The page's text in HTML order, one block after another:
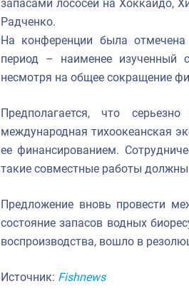
запасами лососей на Хоккайдо,
Радченко.
На конференции была отмечена
период – наименее изученный
несмотря на общее сокращение
Предполагается, что
международная тихоокеанская
ее финансированием.
такие совместные работы
Предложение вновь провести
состояние запасов водных
воспроизводства, вошло в
Источник: Fishnews